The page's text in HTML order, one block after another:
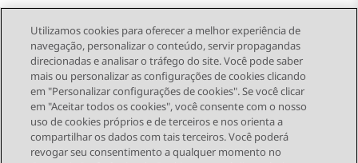
Send Feedback
Topic navigation
Tópico anterior Próximo tópico
Utilizamos cookies para oferecer a melhor experiência de
navegação, personalizar o conteúdo, servir propagandas
direcionadas e analisar o tráfego do site. Você pode saber
mais ou personalizar as configurações de cookies clicando
em "Personalizar configurações de cookies". Se você clicar
em "Aceitar todos os cookies", você consente com o nosso
uso de cookies próprios e de terceiros e nos orienta a
compartilhar os dados com tais terceiros. Você poderá
revogar seu consentimento a qualquer momento no